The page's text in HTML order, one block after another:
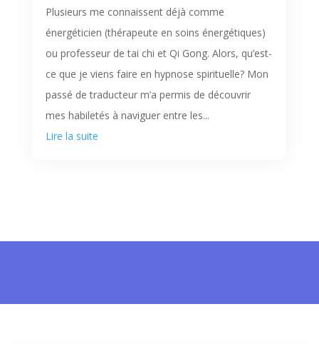
Plusieurs me connaissent déjà comme
énergéticien (thérapeute en soins énergétiques)
ou professeur de tai chi et Qi Gong. Alors, qu’est-
ce que je viens faire en hypnose spirituelle? Mon
passé de traducteur m’a permis de découvrir
mes habiletés à naviguer entre les...
Lire la suite